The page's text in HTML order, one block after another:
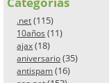
.net (115)
10años (11)
ajax (18)
aniversario (35)
antispam (16)